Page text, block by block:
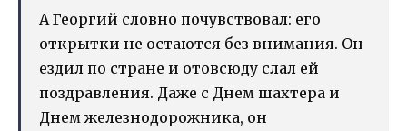
А Георгий словно почувствовал: его
открытки не остаются без внимания. Он
ездил по стране и отовсюду слал ей
поздравления. Даже с Днем шахтера и
Днем железнодорожника, он